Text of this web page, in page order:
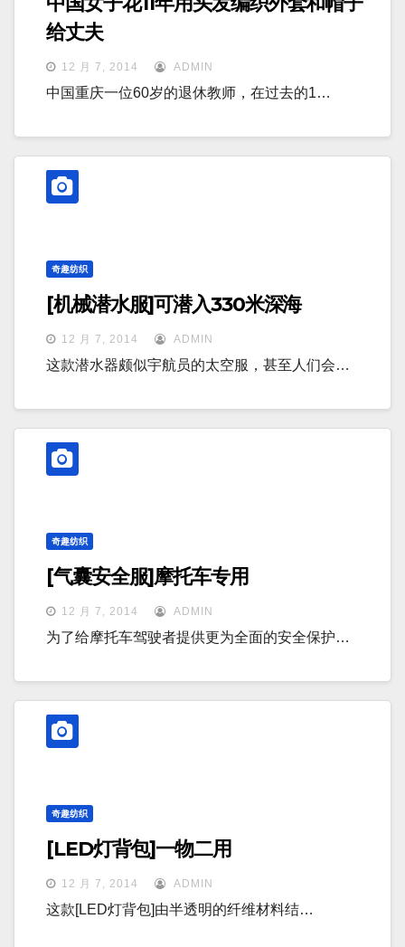
给丈夫
12 月 7, 2014 ADMIN
中国重庆一位60岁的退休教师，在过去的1…
奇趣纺织
[机械潜水服]可潜入330米深海
12 月 7, 2014 ADMIN
这款潜水器颇似宇航员的太空服，甚至人们会…
奇趣纺织
[气囊安全服]摩托车专用
12 月 7, 2014 ADMIN
为了给摩托车驾驶者提供更为全面的安全保护…
奇趣纺织
[LED灯背包]一物二用
12 月 7, 2014 ADMIN
这款[LED灯背包]由半透明的纤维材料结…